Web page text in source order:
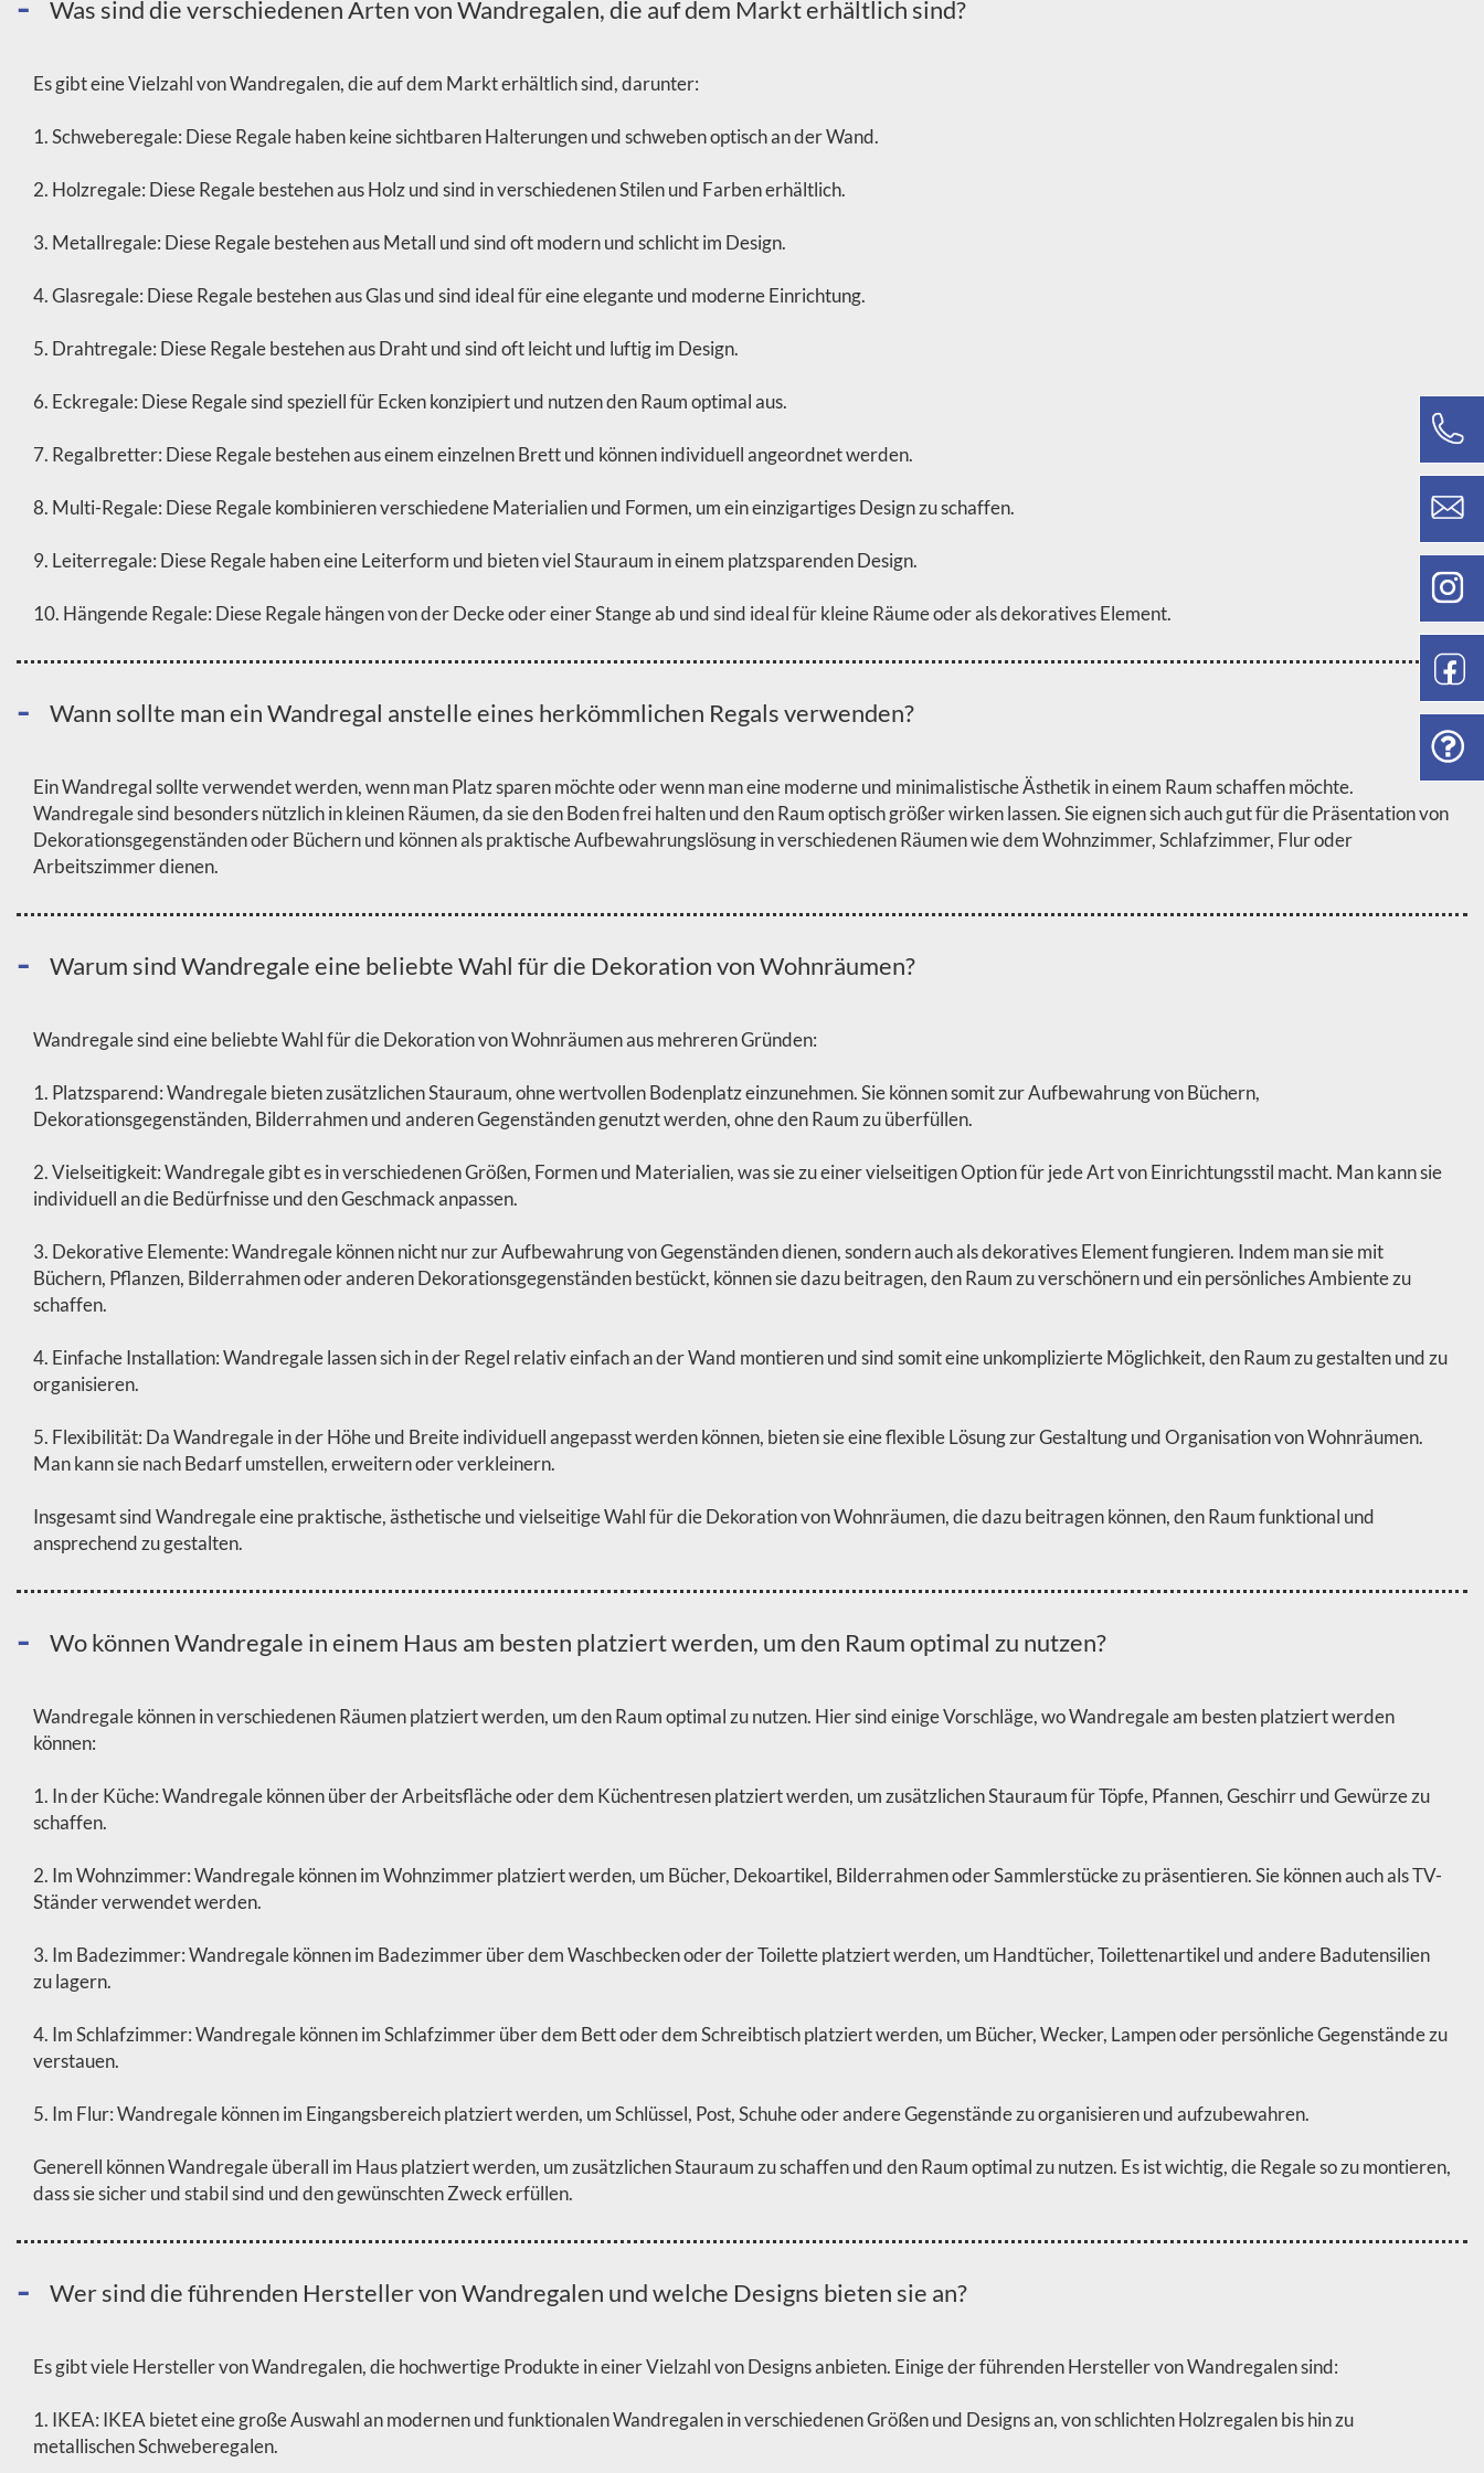
Was sind die verschiedenen Arten von Wandregalen, die auf dem Markt erhältlich sind?
Es gibt eine Vielzahl von Wandregalen, die auf dem Markt erhältlich sind, darunter:
1. Schweberegale: Diese Regale haben keine sichtbaren Halterungen und schweben optisch an der Wand.
2. Holzregale: Diese Regale bestehen aus Holz und sind in verschiedenen Stilen und Farben erhältlich.
3. Metallregale: Diese Regale bestehen aus Metall und sind oft modern und schlicht im Design.
4. Glasregale: Diese Regale bestehen aus Glas und sind ideal für eine elegante und moderne Einrichtung.
5. Drahtregale: Diese Regale bestehen aus Draht und sind oft leicht und luftig im Design.
6. Eckregale: Diese Regale sind speziell für Ecken konzipiert und nutzen den Raum optimal aus.
7. Regalbretter: Diese Regale bestehen aus einem einzelnen Brett und können individuell angeordnet werden.
8. Multi-Regale: Diese Regale kombinieren verschiedene Materialien und Formen, um ein einzigartiges Design zu schaffen.
9. Leiterregale: Diese Regale haben eine Leiterform und bieten viel Stauraum in einem platzsparenden Design.
10. Hängende Regale: Diese Regale hängen von der Decke oder einer Stange ab und sind ideal für kleine Räume oder als dekoratives Element.
Wann sollte man ein Wandregal anstelle eines herkömmlichen Regals verwenden?
Ein Wandregal sollte verwendet werden, wenn man Platz sparen möchte oder wenn man eine moderne und minimalistische Ästhetik in einem Raum schaffen möchte.
Wandregale sind besonders nützlich in kleinen Räumen, da sie den Boden frei halten und den Raum optisch größer wirken lassen. Sie eignen sich auch gut für die Präsentation von
Dekorationsgegenständen oder Büchern und können als praktische Aufbewahrungslösung in verschiedenen Räumen wie dem Wohnzimmer, Schlafzimmer, Flur oder
Arbeitszimmer dienen.
Warum sind Wandregale eine beliebte Wahl für die Dekoration von Wohnräumen?
Wandregale sind eine beliebte Wahl für die Dekoration von Wohnräumen aus mehreren Gründen:
1. Platzsparend: Wandregale bieten zusätzlichen Stauraum, ohne wertvollen Bodenplatz einzunehmen. Sie können somit zur Aufbewahrung von Büchern,
Dekorationsgegenständen, Bilderrahmen und anderen Gegenständen genutzt werden, ohne den Raum zu überfüllen.
2. Vielseitigkeit: Wandregale gibt es in verschiedenen Größen, Formen und Materialien, was sie zu einer vielseitigen Option für jede Art von Einrichtungsstil macht. Man kann sie
individuell an die Bedürfnisse und den Geschmack anpassen.
3. Dekorative Elemente: Wandregale können nicht nur zur Aufbewahrung von Gegenständen dienen, sondern auch als dekoratives Element fungieren. Indem man sie mit
Büchern, Pflanzen, Bilderrahmen oder anderen Dekorationsgegenständen bestückt, können sie dazu beitragen, den Raum zu verschönern und ein persönliches Ambiente zu
schaffen.
4. Einfache Installation: Wandregale lassen sich in der Regel relativ einfach an der Wand montieren und sind somit eine unkomplizierte Möglichkeit, den Raum zu gestalten und zu
organisieren.
5. Flexibilität: Da Wandregale in der Höhe und Breite individuell angepasst werden können, bieten sie eine flexible Lösung zur Gestaltung und Organisation von Wohnräumen.
Man kann sie nach Bedarf umstellen, erweitern oder verkleinern.
Insgesamt sind Wandregale eine praktische, ästhetische und vielseitige Wahl für die Dekoration von Wohnräumen, die dazu beitragen können, den Raum funktional und
ansprechend zu gestalten.
Wo können Wandregale in einem Haus am besten platziert werden, um den Raum optimal zu nutzen?
Wandregale können in verschiedenen Räumen platziert werden, um den Raum optimal zu nutzen. Hier sind einige Vorschläge, wo Wandregale am besten platziert werden
können:
1. In der Küche: Wandregale können über der Arbeitsfläche oder dem Küchentresen platziert werden, um zusätzlichen Stauraum für Töpfe, Pfannen, Geschirr und Gewürze zu
schaffen.
2. Im Wohnzimmer: Wandregale können im Wohnzimmer platziert werden, um Bücher, Dekoartikel, Bilderrahmen oder Sammlerstücke zu präsentieren. Sie können auch als TV-
Ständer verwendet werden.
3. Im Badezimmer: Wandregale können im Badezimmer über dem Waschbecken oder der Toilette platziert werden, um Handtücher, Toilettenartikel und andere Badutensilien
zu lagern.
4. Im Schlafzimmer: Wandregale können im Schlafzimmer über dem Bett oder dem Schreibtisch platziert werden, um Bücher, Wecker, Lampen oder persönliche Gegenstände zu
verstauen.
5. Im Flur: Wandregale können im Eingangsbereich platziert werden, um Schlüssel, Post, Schuhe oder andere Gegenstände zu organisieren und aufzubewahren.
Generell können Wandregale überall im Haus platziert werden, um zusätzlichen Stauraum zu schaffen und den Raum optimal zu nutzen. Es ist wichtig, die Regale so zu montieren,
dass sie sicher und stabil sind und den gewünschten Zweck erfüllen.
Wer sind die führenden Hersteller von Wandregalen und welche Designs bieten sie an?
Es gibt viele Hersteller von Wandregalen, die hochwertige Produkte in einer Vielzahl von Designs anbieten. Einige der führenden Hersteller von Wandregalen sind:
1. IKEA: IKEA bietet eine große Auswahl an modernen und funktionalen Wandregalen in verschiedenen Größen und Designs an, von schlichten Holzregalen bis hin zu
metallischen Schweberegalen.